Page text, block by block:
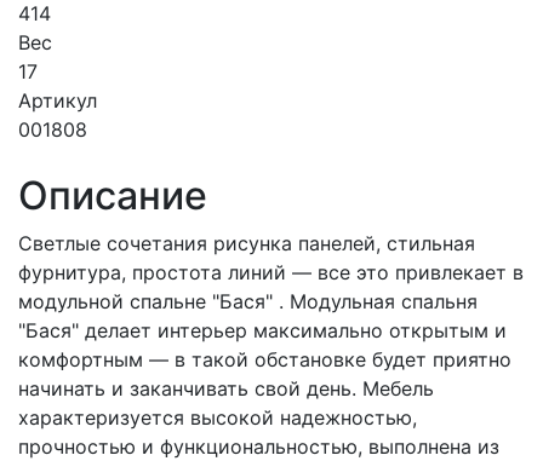
414
Вес
17
Артикул
001808
Описание
Светлые сочетания рисунка панелей, стильная
фурнитура, простота линий — все это привлекает в
модульной спальне "Бася" . Модульная спальня
"Бася" делает интерьер максимально открытым и
комфортным — в такой обстановке будет приятно
начинать и заканчивать свой день. Мебель
характеризуется высокой надежностью,
прочностью и функциональностью, выполнена из